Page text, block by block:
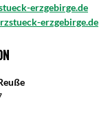
erzgebirge.de
erzgebirge.de